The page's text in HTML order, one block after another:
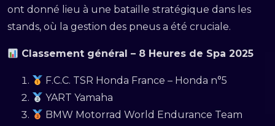
ont donné lieu à une bataille stratégique dans les
stands, où la gestion des pneus a été cruciale.
Classement général – 8 Heures de Spa 2025
F.C.C. TSR Honda France – Honda n°5
YART Yamaha
BMW Motorrad World Endurance Team